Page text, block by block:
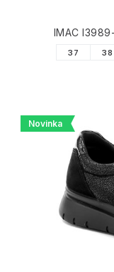
IMAC
37 38
Novinka